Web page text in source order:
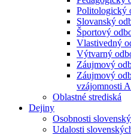
Politologický
Slovanský
Športový
Vlastivedný
Výtvarný
Záujmový
Záujmový
vzájomnosti
Oblastné strediská
Dejiny
Osobnosti
Udalosti